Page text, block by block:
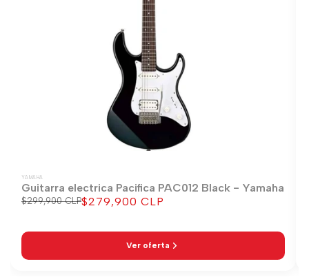
YAMAHA
Guitarra electrica Pacifica PAC012 Black - Yamaha
Precio
$299,900 CLPPrecio
$279,900 CLP
Ver oferta